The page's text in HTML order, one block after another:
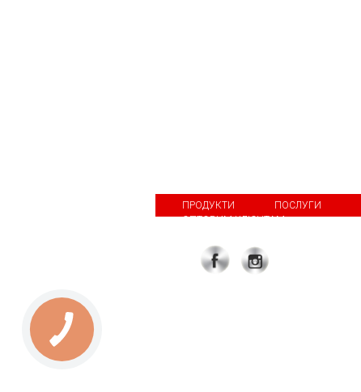
ПРОДУКТИ ПОСЛУГИ
ОПТОВИМ КЛІЄНТАМ